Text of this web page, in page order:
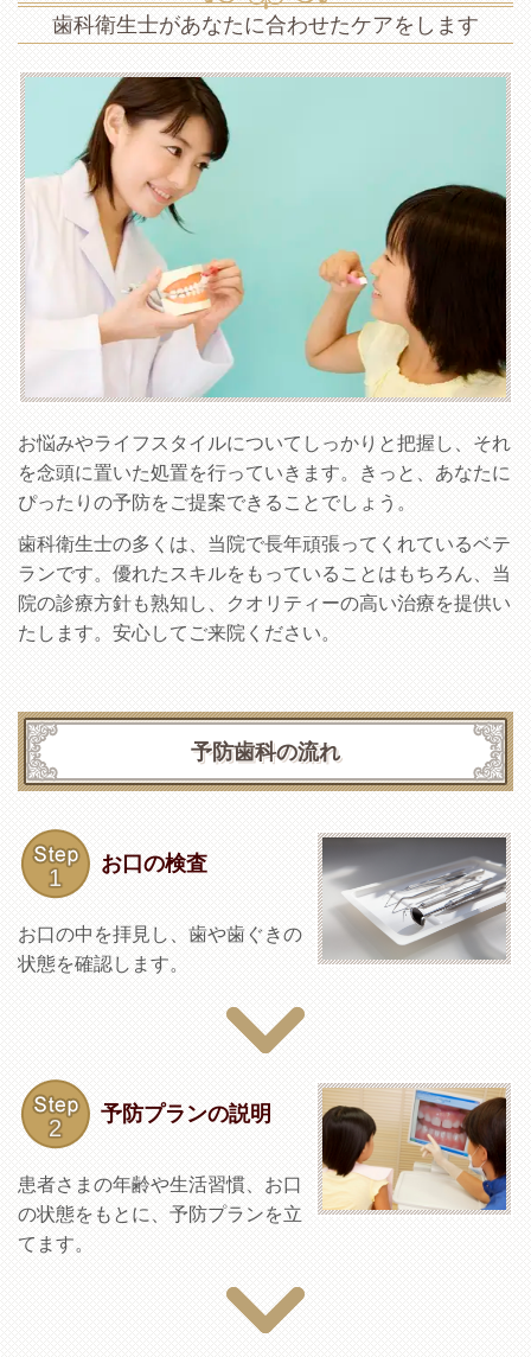
歯科衛生士があなたに合わせたケアをします
お悩みやライフスタイルについてしっかりと把握し、それ
を念頭に置いた処置を行っていきます。きっと、あなたに
ぴったりの予防をご提案できることでしょう。
歯科衛生士の多くは、当院で長年頑張ってくれているベテ
ランです。優れたスキルをもっていることはもちろん、当
院の診療方針も熟知し、クオリティーの高い治療を提供い
たします。安心してご来院ください。
予防歯科の流れ
お口の検査
お口の中を拝見し、歯や歯ぐきの
状態を確認します。
予防プランの説明
患者さまの年齢や生活習慣、お口
の状態をもとに、予防プランを立
てます。